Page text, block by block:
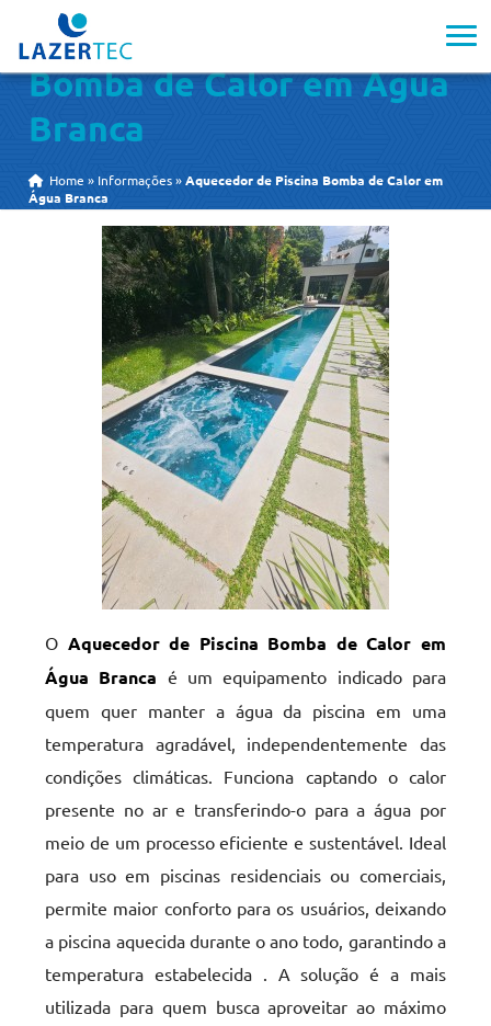
Aquecedor de Piscina
Bomba de Calor em Água
Branca
Home » Informações »Aquecedor de Piscina Bomba de Calor em
Água Branca
O Aquecedor de Piscina Bomba de Calor em
Água Branca é um equipamento indicado para
quem quer manter a água da piscina em uma
temperatura agradável, independentemente das
condições climáticas. Funciona captando o calor
presente no ar e transferindo-o para a água por
meio de um processo eficiente e sustentável. Ideal
para uso em piscinas residenciais ou comerciais,
permite maior conforto para os usuários, deixando
a piscina aquecida durante o ano todo, garantindo a
temperatura estabelecida . A solução é a mais
utilizada para quem busca aproveitar ao máximo